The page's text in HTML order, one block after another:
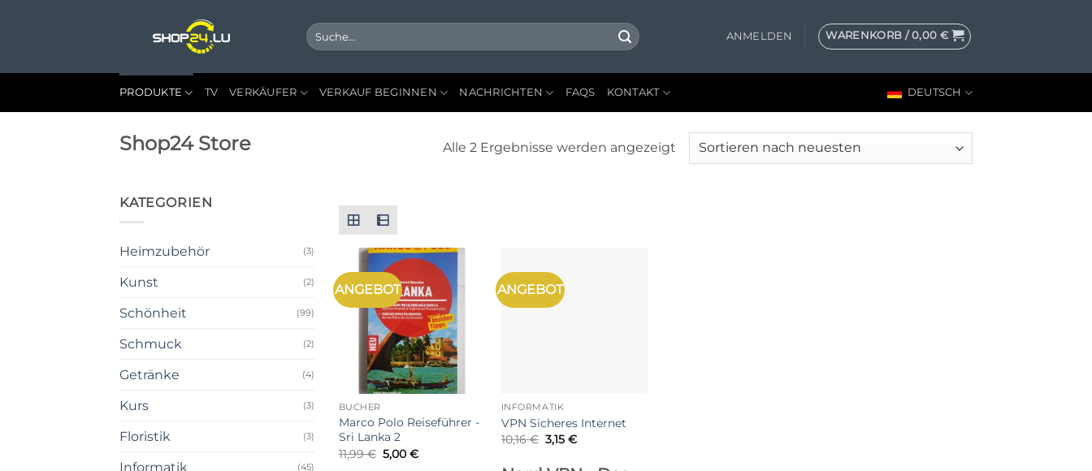
Suche
nach:
ANMELDEN WARENKORB / 0,00 €
PRODUKTE TV VERKÄUFER VERKAUF BEGINNEN NACHRICHTEN FAQS KONTAKT DEUTSCH
Shop24 Store Alle 2 Ergebnisse werden angezeigtNach
neuesten
KATEGORIEN
Heimzubehör (3)
Kunst (2)
Schönheit (99)
Schmuck (2)
Getränke (4)
Kurs (3)
Floristik (3)
Informatik (45)
ANGEBOT
BÜCHER
Marco Polo Reiseführer -
Sri Lanka 2
11,99€ Ursprünglicher
Preis
5,00€Aktueller
ANGEBOT
INFORMATIK
VPN Sicheres Internet
10,16€ Ursprünglicher
Preis
3,15€Aktueller